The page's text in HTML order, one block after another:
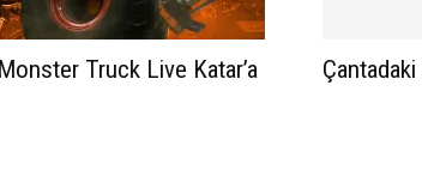
Truck Live Katar’a